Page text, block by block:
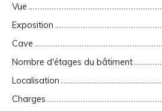
Vue
Exposition
Cave
Nombre d'étages du bâtiment
Localisation
Charges